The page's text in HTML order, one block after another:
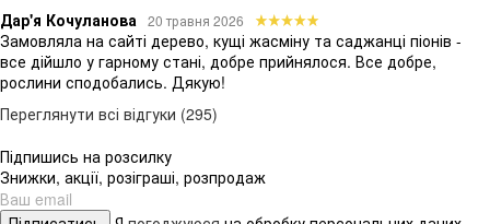
Дар'я Кочуланова
20 травня 2026
Замовляла на сайті дерево, кущі жасміну та саджанці піонів -
все дійшло у гарному стані, добре прийнялося. Все добре,
рослини сподобались. Дякую!
Переглянути всі відгуки (295)
Підпишись на розсилку
Знижки, акції, розіграші, розпродаж